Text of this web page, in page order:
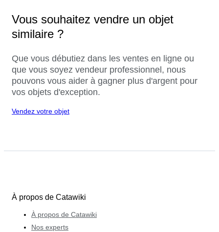
Vous souhaitez vendre un objet
similaire ?
Que vous débutiez dans les ventes en ligne ou
que vous soyez vendeur professionnel, nous
pouvons vous aider à gagner plus d'argent pour
vos objets d'exception.
Vendez votre objet
À propos de Catawiki
À propos de Catawiki
Nos experts